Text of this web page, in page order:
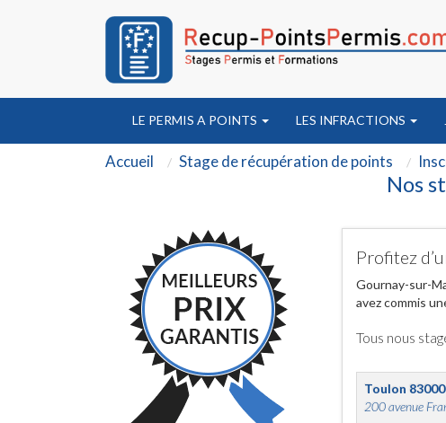
LE PERMIS A POINTS LES INFRACTIONS
Accueil Stage de récupération de points
Nos
Profitez
Gournay-sur-
avez commis
Tous nous
Toulon 83000
200 avenue